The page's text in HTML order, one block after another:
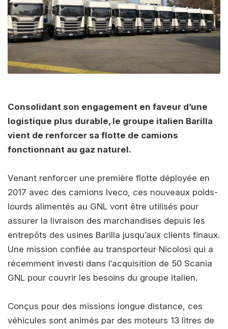
Consolidant son engagement en faveur d’une
logistique plus durable, le groupe italien Barilla
vient de renforcer sa flotte de camions
fonctionnant au gaz naturel.
Venant renforcer une première flotte déployée en
2017 avec des camions Iveco, ces nouveaux poids-
lourds alimentés au GNL vont être utilisés pour
assurer la livraison des marchandises depuis les
entrepôts des usines Barilla jusqu’aux clients finaux.
Une mission confiée au transporteur Nicolosi qui a
récemment investi dans l’acquisition de 50 Scania
GNL pour couvrir les besoins du groupe italien.
Conçus pour des missions longue distance, ces
véhicules sont animés par des moteurs 13 litres de